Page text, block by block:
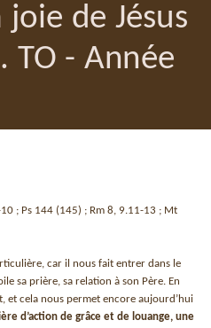
de Jésus
TO - Année
; Ps 144 (145) ; Rm 8, 9.11-13 ; Mt
car il nous fait entrer dans le
sa prière, sa relation à son Père. En
et cela nous permet encore aujourd’hui
d’action de grâce et de louange, une